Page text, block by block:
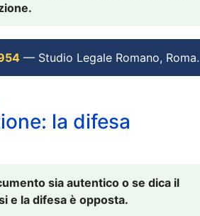
— Studio Legale Romano, Roma.
la difesa
sia autentico o se dica il
e la difesa è opposta.